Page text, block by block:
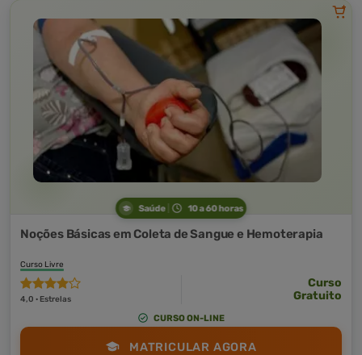
Saúde 10 a 60 horas
Noções Básicas em Coleta de Sangue e Hemoterapia
Curso Livre
4,0 · Estrelas
Curso
Gratuito
CURSO ON-LINE
MATRICULAR AGORA